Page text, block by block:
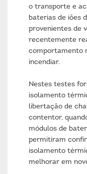
o transporte e
baterias de iões
provenientes de
recentemente
comportamento
incendiar.
Nestes testes
isolamento
libertação de
contentor,
módulos de
permitiram
isolamento
melhorar em